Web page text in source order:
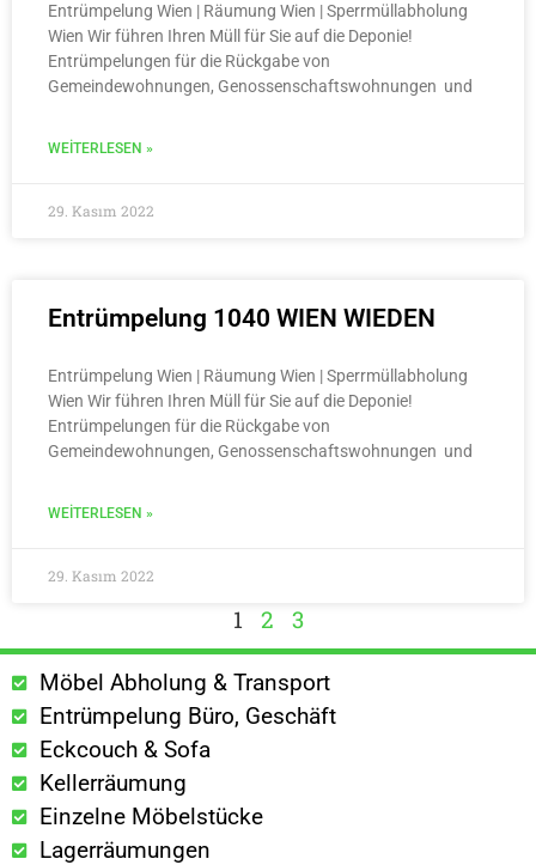
Entrümpelung Wien | Räumung Wien | Sperrmüllabholung
Wien Wir führen Ihren Müll für Sie auf die Deponie!
Entrümpelungen für die Rückgabe von
Gemeindewohnungen, Genossenschaftswohnungen und
WEITERLESEN »
29. Kasım 2022
Entrümpelung 1040 WIEN WIEDEN
Entrümpelung Wien | Räumung Wien | Sperrmüllabholung
Wien Wir führen Ihren Müll für Sie auf die Deponie!
Entrümpelungen für die Rückgabe von
Gemeindewohnungen, Genossenschaftswohnungen und
WEITERLESEN »
29. Kasım 2022
1 2 3
Möbel Abholung & Transport
Entrümpelung Büro, Geschäft
Eckcouch & Sofa
Kellerräumung
Einzelne Möbelstücke
Lagerräumungen